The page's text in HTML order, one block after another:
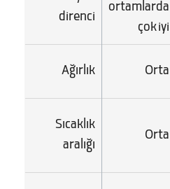
direnci
ortamlarda
çok iyi
Ağırlık Orta
Sıcaklık
aralığı
Orta